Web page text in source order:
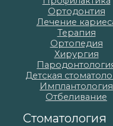
Ортодонтия
Лечение
Терапия
Ортопедия
Хирургия
Детская
Имплантология
Отбеливание
Стоматология